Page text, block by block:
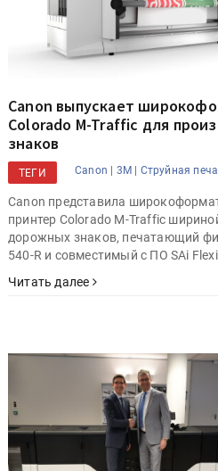
Canon выпускает
Colorado M-Traffic для
знаков
ТЕГИ Canon | 3M | Струйная
Canon представила
принтер Colorado M-Traffic
дорожных знаков, печатающий
540-R и совместимый с ПО SAi
Читать далее